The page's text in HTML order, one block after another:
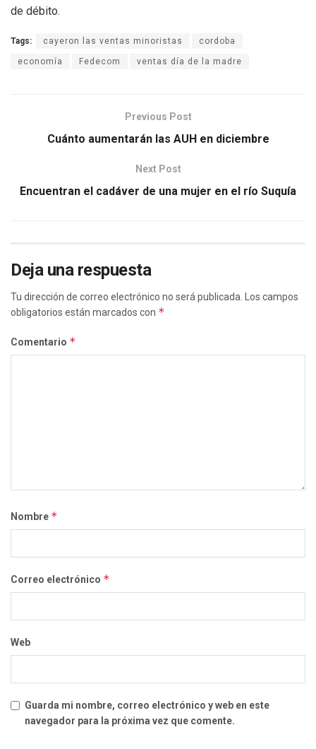
de débito.
Tags: cayeron las ventas minoristas cordoba
economía Fedecom ventas día de la madre
Previous Post
Cuánto aumentarán las AUH en diciembre
Next Post
Encuentran el cadáver de una mujer en el río Suquía
Deja una respuesta
Tu dirección de correo electrónico no será publicada.
Los campos
obligatorios están marcados con *
Comentario *
Nombre *
Correo electrónico *
Web
Guarda mi nombre, correo electrónico y web en este
navegador para la próxima vez que comente.